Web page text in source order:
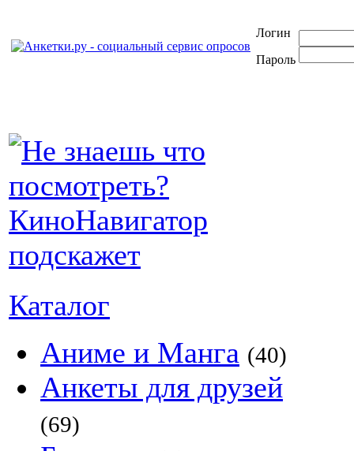
Логин
Пароль
Каталог
Аниме и Манга (40)
Анкеты для друзей
(69)